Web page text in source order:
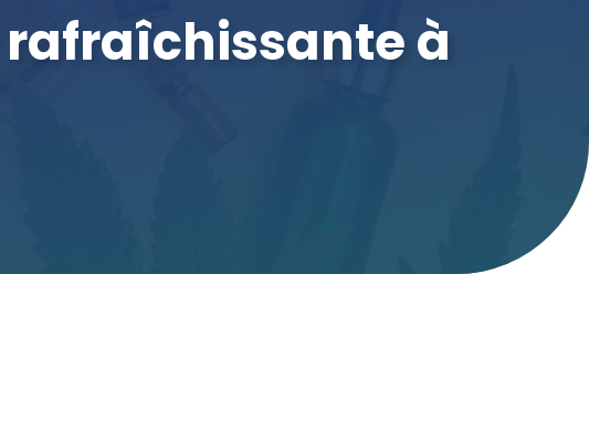
rafraîchissante à